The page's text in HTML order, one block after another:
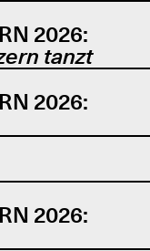
2026:
tanzt
2026:
2026: